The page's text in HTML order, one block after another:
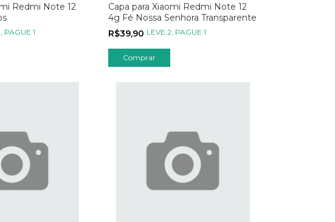
Redmi Note 12
PAGUE 1
Capa para Xiaomi Redmi Note 12
4g Fé Nossa Senhora Transparente
R$39,90 LEVE 2, PAGUE 1
Comprar